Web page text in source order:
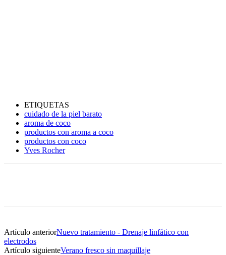
ETIQUETAS
cuidado de la piel barato
aroma de coco
productos con aroma a coco
productos con coco
Yves Rocher
Artículo anteriorNuevo tratamiento - Drenaje linfático con
electrodos
Artículo siguienteVerano fresco sin maquillaje